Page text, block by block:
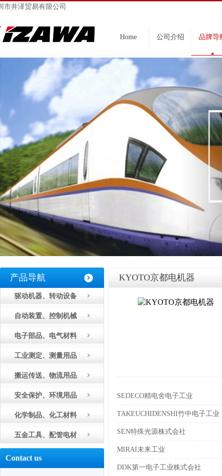
市井泽贸易有限公司
Home 公司介绍 品牌导
产品导航
驱动机器、转动设备
自动装置、控制机械
电子部品、电气材料
工业测定、测量用品
搬运传送、物流用品
安全保护、环境用品
化学制品、化工材料
五金工具、配管电材
Contact us
KYOTO京都电机器
SEDECO精电舍电子工业
TAKEUCHIDENSHI竹中电子工业
SEN特殊光源株式会社
MIRAI未来工业
DDK第一电子工业株式会社